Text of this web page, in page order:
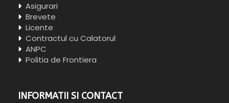
Asigurari
Brevete
Licente
Contractul cu Calatorul
ANPC
Politia de Frontiera
INFORMATII SI CONTACT